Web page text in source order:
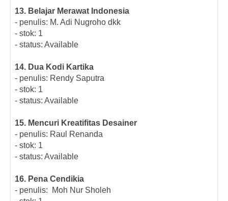
13. Belajar Merawat Indonesia
- penulis: M. Adi Nugroho dkk
- stok: 1
- status: Available
14. Dua Kodi Kartika
- penulis: Rendy Saputra
- stok: 1
- status: Available
15. Mencuri Kreatifitas Desainer
- penulis: Raul Renanda
- stok: 1
- status: Available
16. Pena Cendikia
- penulis: Moh Nur Sholeh